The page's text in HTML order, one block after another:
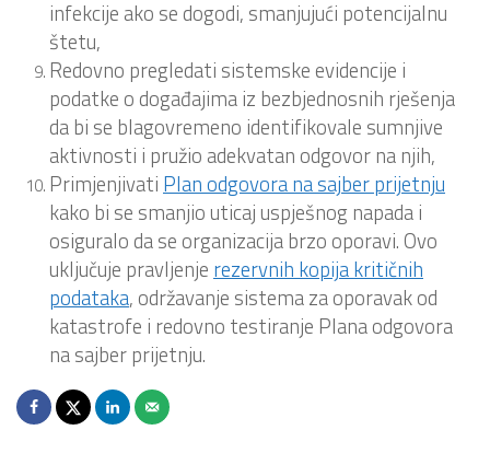
infekcije ako se dogodi, smanjujući potencijalnu
štetu,
Redovno pregledati sistemske evidencije i
podatke o događajima iz bezbjednosnih rješenja
da bi se blagovremeno identifikovale sumnjive
aktivnosti i pružio adekvatan odgovor na njih,
Primjenjivati Plan odgovora na sajber prijetnju
kako bi se smanjio uticaj uspješnog napada i
osiguralo da se organizacija brzo oporavi. Ovo
uključuje pravljenje rezervnih kopija kritičnih
podataka, održavanje sistema za oporavak od
katastrofe i redovno testiranje Plana odgovora
na sajber prijetnju.